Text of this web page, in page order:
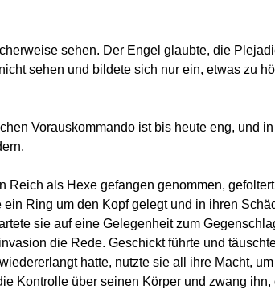
sehen. Der Engel glaubte, die
sehen und bildete sich nur ein, etwas zu
Vorauskommando ist bis heute eng, und
als Hexe gefangen genommen,
Ring um den Kopf gelegt und in ihren
sie auf eine Gelegenheit zum
die Rede. Geschickt führte und
hatte, nutzte sie all ihre Macht,
Kontrolle über seinen Körper und zwang